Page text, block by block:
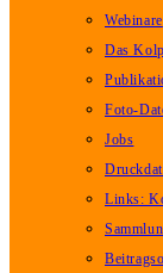
Webinare
Das
Foto-
Jobs
Links: